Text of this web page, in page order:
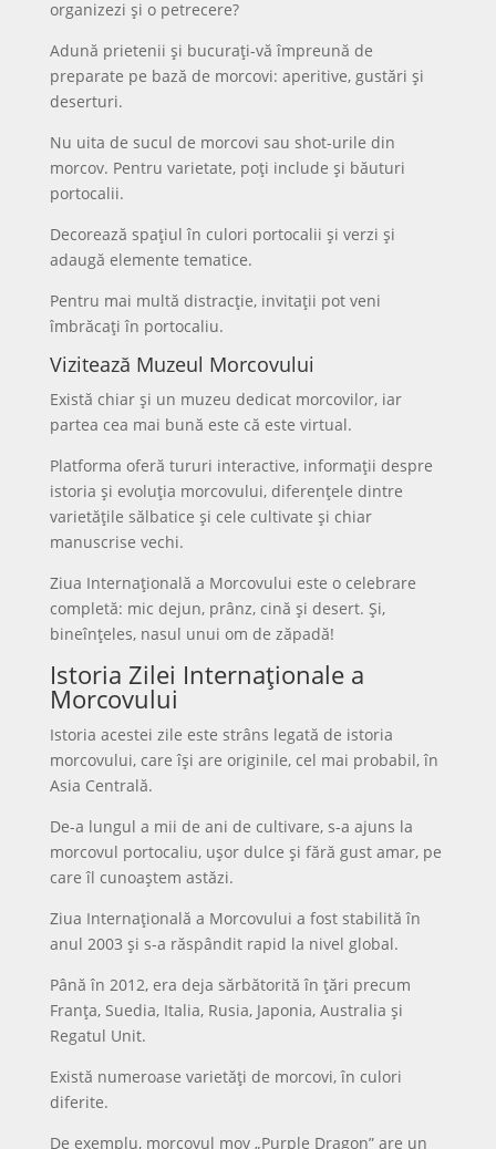
organizezi și o petrecere?
Adună prietenii și bucurați-vă împreună de
preparate pe bază de morcovi: aperitive, gustări și
deserturi.
Nu uita de sucul de morcovi sau shot-urile din
morcov. Pentru varietate, poți include și băuturi
portocalii.
Decorează spațiul în culori portocalii și verzi și
adaugă elemente tematice.
Pentru mai multă distracție, invitații pot veni
îmbrăcați în portocaliu.
Vizitează Muzeul Morcovului
Există chiar și un muzeu dedicat morcovilor, iar
partea cea mai bună este că este virtual.
Platforma oferă tururi interactive, informații despre
istoria și evoluția morcovului, diferențele dintre
varietățile sălbatice și cele cultivate și chiar
manuscrise vechi.
Ziua Internațională a Morcovului este o celebrare
completă: mic dejun, prânz, cină și desert. Și,
bineînțeles, nasul unui om de zăpadă!
Istoria Zilei Internaționale a
Morcovului
Istoria acestei zile este strâns legată de istoria
morcovului, care își are originile, cel mai probabil, în
Asia Centrală.
De-a lungul a mii de ani de cultivare, s-a ajuns la
morcovul portocaliu, ușor dulce și fără gust amar, pe
care îl cunoaștem astăzi.
Ziua Internațională a Morcovului a fost stabilită în
anul 2003 și s-a răspândit rapid la nivel global.
Până în 2012, era deja sărbătorită în țări precum
Franța, Suedia, Italia, Rusia, Japonia, Australia și
Regatul Unit.
Există numeroase varietăți de morcovi, în culori
diferite.
De exemplu, morcovul mov „Purple Dragon” are un